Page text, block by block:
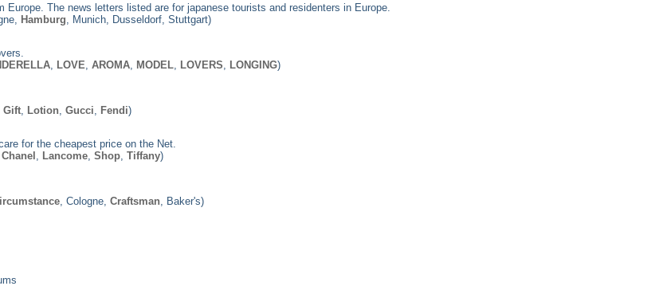
The news letters listed are for japanese tourists and residenters in Europe.
Hamburg , Munich, Dusseldorf, Stuttgart)
LOVE AROMA MODEL LOVERS LONGING)
Gift Lotion Gucci Fendi)
for the cheapest price on the Net.
Chanel Lancome Shop Tiffany)
, Cologne, Craftsman , Baker's)